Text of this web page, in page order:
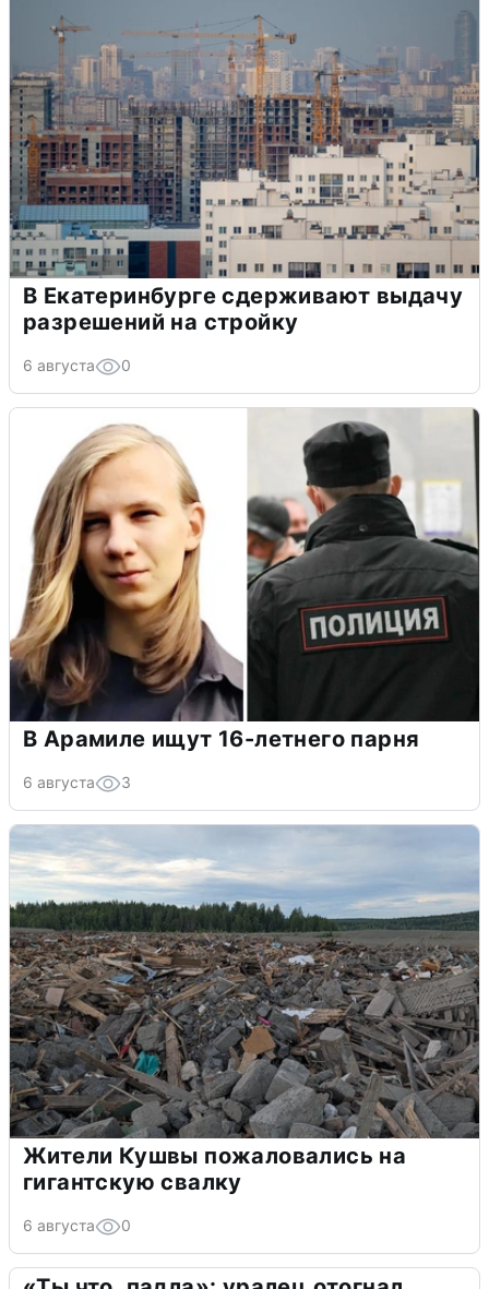
В Екатеринбурге сдерживают выдачу
разрешений на стройку
6 августа 0
В Арамиле ищут 16-летнего парня
6 августа 3
Жители Кушвы пожаловались на
гигантскую свалку
6 августа 0